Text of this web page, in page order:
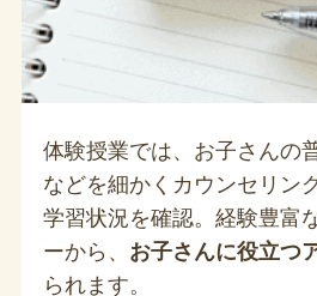
体験授業では、お子さんの
などを細かくカウンセリン
学習状況を確認。経験豊富
ーから、 お子さんに役立つ
られます。